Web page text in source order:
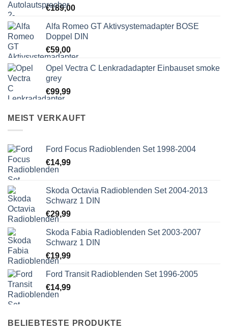
€189,00
Alfa Romeo GT Aktivsystemadapter BOSE
Doppel DIN
€59,00
Opel Vectra C Lenkradadapter Einbauset smoke
grey
€99,99
MEIST VERKAUFT
Ford Focus Radioblenden Set 1998-2004
€14,99
Skoda Octavia Radioblenden Set 2004-2013
Schwarz 1 DIN
€29,99
Skoda Fabia Radioblenden Set 2003-2007
Schwarz 1 DIN
€19,99
Ford Transit Radioblenden Set 1996-2005
€14,99
BELIEBTESTE PRODUKTE